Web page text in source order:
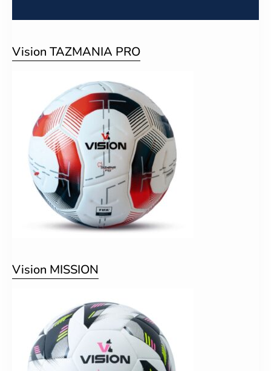
Vision TAZMANIA PRO
Vision MISSION